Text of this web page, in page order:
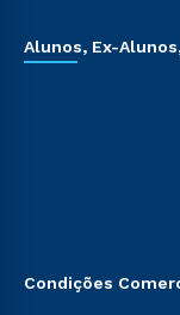
Alunos, Ex-
Condições